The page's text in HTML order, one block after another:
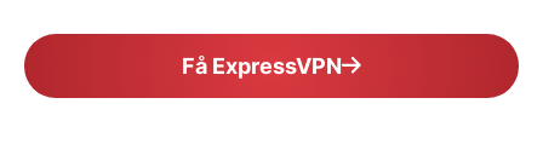
Få ExpressVPN